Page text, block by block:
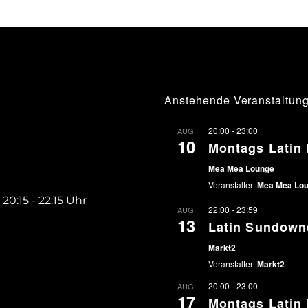
- 22:15 Uhr
Anstehende
AUG.
10
20:00 -23:00
Montags Latin
Mea Mea Lounge
Veranstalter:Mea Mea
AUG.
13
22:00 -23:59
Latin
Markt2
Veranstalter:Markt2
AUG.
17
20:00 -23:00
Montags Latin